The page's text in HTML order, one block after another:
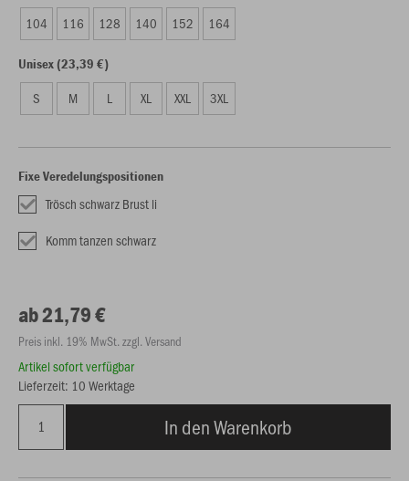
104 116 128 140 152 164
Unisex (23,39 €)
S M L XL XXL 3XL
Fixe Veredelungspositionen
Trösch schwarz Brust li
Komm tanzen schwarz
ab 21,79 €
Preis inkl. 19% MwSt. zzgl. Versand
Artikel sofort verfügbar
Lieferzeit: 10 Werktage
In den Warenkorb